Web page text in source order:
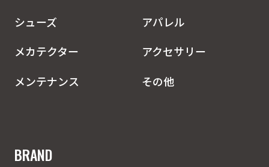
シューズ
アパレル
メカテクター
アクセサリー
メンテナンス
その他
BRAND